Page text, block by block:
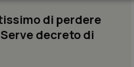
di perdere
decreto di